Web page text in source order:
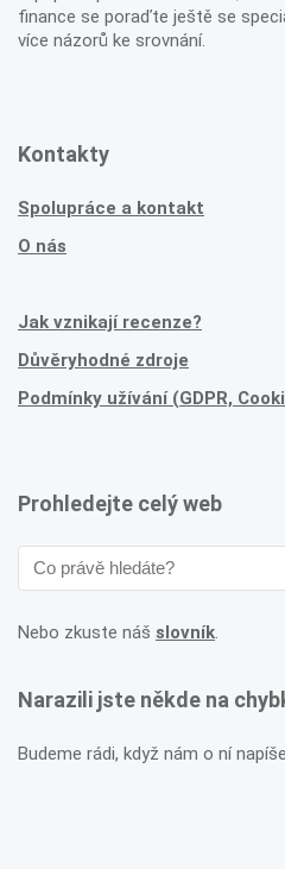
finance se poraďte ještě se
více názorů ke srovnání.
Kontakty
Spolupráce a kontakt
O nás
Jak vznikají recenze?
Důvěryhodné zdroje
Podmínky užívání (GDPR,
Prohledejte celý web
Nebo zkuste náš slovník
Narazili jste někde na
Budeme rádi, když nám o ní